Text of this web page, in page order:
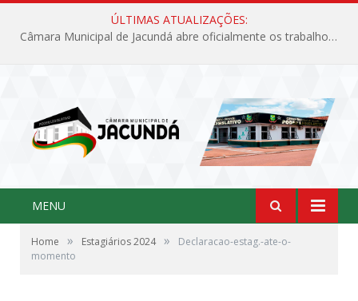
ÚLTIMAS ATUALIZAÇÕES:
Câmara Municipal de Jacundá abre oficialmente os trabalhos legislativos de 2026
MENU
Home » Estagiários 2024 »
Declaracao-estag.-ate-o-
momento